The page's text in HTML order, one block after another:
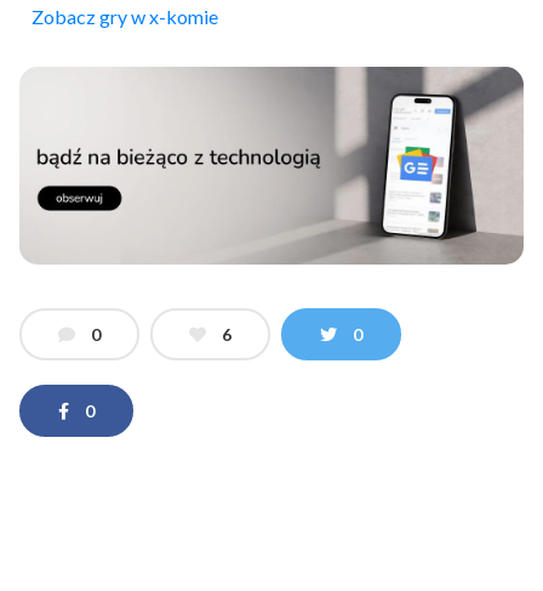
Zobacz gry w x-komie
0 6 0
0